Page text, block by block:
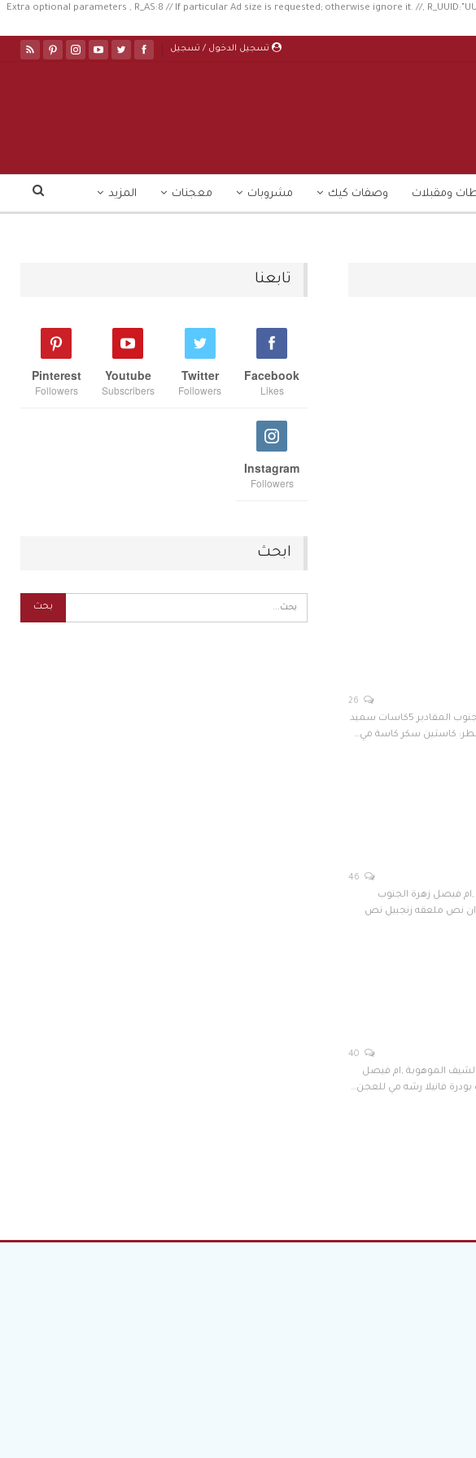
//Extra optional parameters , R_AS:8 // If particular Ad size is requested; otherwise ignore it. //,
تسجيل الدخول / تسجيل
ومقبلات وصفات كيك مشروبات معجنات المزيد
هريسة هريسة هريسة, معكم صديقة زاكي الشيف الموهوبة ,ام فيصل زهرة الجنوب المقادير 5كاسات سميد
,ام فيصل زهرة الجنوب
زعفران نص ملعقه زنجبيل نص
الشيف الموهوبة ,ام فيصل
تابعنا
Facebook
Likes
Twitter
Followers
Youtube
Subscribers
Pinterest
Followers
Instagram
Followers
ابحث